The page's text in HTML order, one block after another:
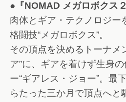
●『NOMAD メガロボクス２
肉体とギア・テクノロジー
格闘技“メガロボクス”。
その頂点を決めるトーナメ
ア”に、ギアを着けず生身
ー“ギアレス・ジョー”。最
らたった三か月で頂点へと